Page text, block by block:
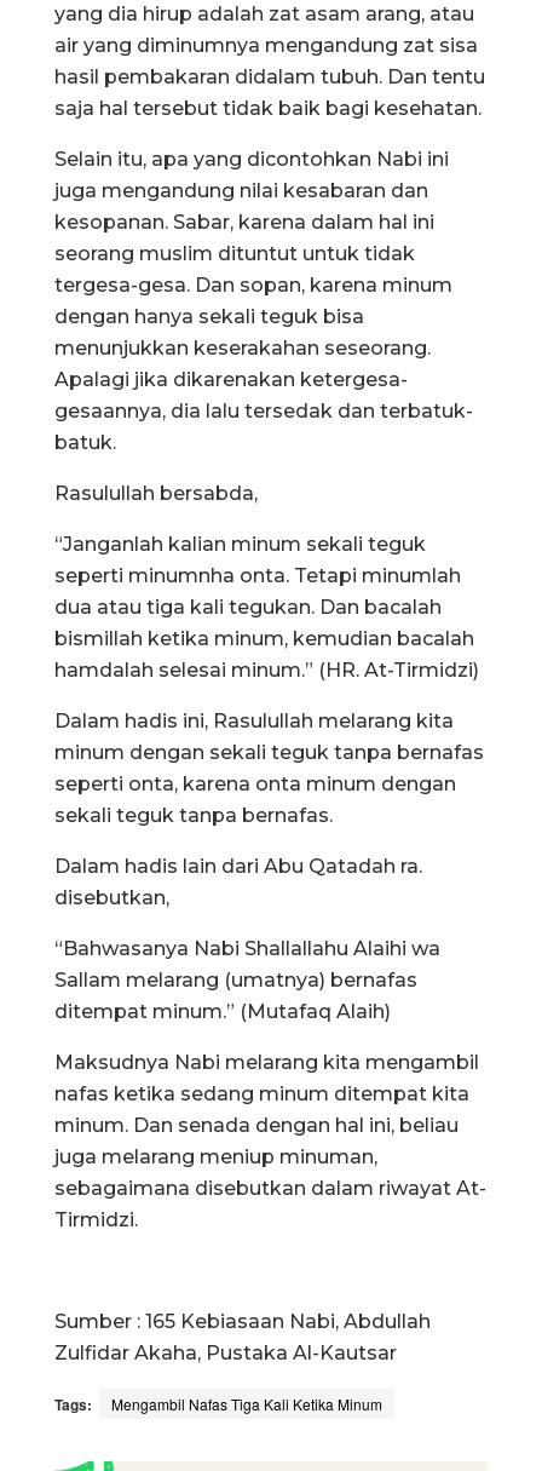
yang dia hirup adalah zat asam arang, atau
air yang diminumnya mengandung zat sisa
hasil pembakaran didalam tubuh. Dan tentu
saja hal tersebut tidak baik bagi kesehatan.
Selain itu, apa yang dicontohkan Nabi ini
juga mengandung nilai kesabaran dan
kesopanan. Sabar, karena dalam hal ini
seorang muslim dituntut untuk tidak
tergesa-gesa. Dan sopan, karena minum
dengan hanya sekali teguk bisa
menunjukkan keserakahan seseorang.
Apalagi jika dikarenakan ketergesa-
gesaannya, dia lalu tersedak dan terbatuk-
batuk.
Rasulullah bersabda,
“Janganlah kalian minum sekali teguk
seperti minumnha onta. Tetapi minumlah
dua atau tiga kali tegukan. Dan bacalah
bismillah ketika minum, kemudian bacalah
hamdalah selesai minum.” (HR. At-Tirmidzi)
Dalam hadis ini, Rasulullah melarang kita
minum dengan sekali teguk tanpa bernafas
seperti onta, karena onta minum dengan
sekali teguk tanpa bernafas.
Dalam hadis lain dari Abu Qatadah ra.
disebutkan,
“Bahwasanya Nabi Shallallahu Alaihi wa
Sallam melarang (umatnya) bernafas
ditempat minum.” (Mutafaq Alaih)
Maksudnya Nabi melarang kita mengambil
nafas ketika sedang minum ditempat kita
minum. Dan senada dengan hal ini, beliau
juga melarang meniup minuman,
sebagaimana disebutkan dalam riwayat At-
Tirmidzi.
Sumber : 165 Kebiasaan Nabi, Abdullah
Zulfidar Akaha, Pustaka Al-Kautsar
Tags: Mengambil Nafas Tiga Kali Ketika Minum